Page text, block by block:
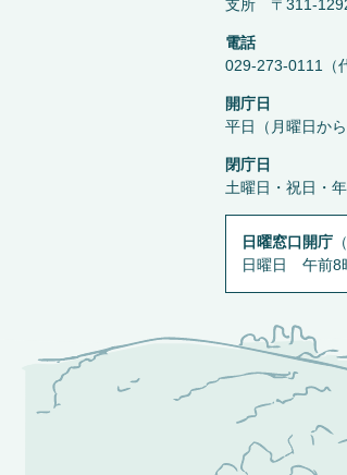
支所 〒311-
電話
029-273-0111（
開庁日
平日（月曜日か
閉庁日
土曜日・祝日・
日曜窓口開庁 （
日曜日 午前8